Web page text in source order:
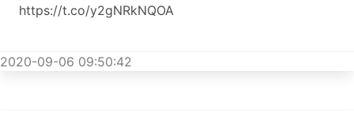
https://t.co/y2gNRkNQOA
2020-09-06 09:50:42